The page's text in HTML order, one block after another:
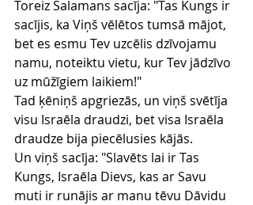
Toreiz Salamans sacīja: "Tas Kungs ir
sacījis, ka Viņš vēlētos tumsā mājot,
bet es esmu Tev uzcēlis dzīvojamu
namu, noteiktu vietu, kur Tev jādzīvo
uz mūžīgiem laikiem!"
Tad ķēniņš apgriezās, un viņš svētīja
visu Israēla draudzi, bet visa Israēla
draudze bija piecēlusies kājās.
Un viņš sacīja: "Slavēts lai ir Tas
Kungs, Israēla Dievs, kas ar Savu
muti ir runājis ar manu tēvu Dāvidu